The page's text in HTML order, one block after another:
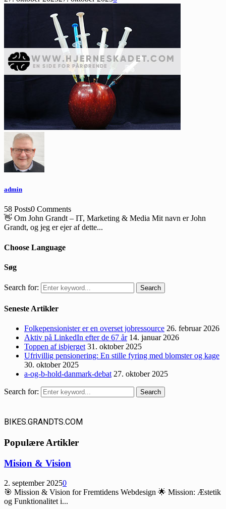
admin
58 Posts0 Comments
👋 Om John Grandt – IT, Marketing & Media Mit navn er John
Grandt, og jeg er ejer af dette...
Choose Language
Søg
Search for: Search
Seneste Artikler
Folkepensionister er en overset jobressource 26. februar 2026
Aktiv på LinkedIn efter de 67 år 14. januar 2026
Toppen af isbjerget 31. oktober 2025
Ufrivillig pensionering: En stille fyring med blomster og kage
30. oktober 2025
a-og-b-hold-danmark-debat 27. oktober 2025
Search for: Search
BIKES.GRANDTS.COM
Populære Artikler
Mision & Vision
2. september 20250
🎯 Mission & Vision for Fremtidens Webdesign 🌟 Mission: Æstetik
og Funktionalitet i...